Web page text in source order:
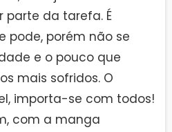
parte da tarefa. É
pode, porém não se
e o pouco que
mais sofridos. O
importa-se com todos!
com a manga